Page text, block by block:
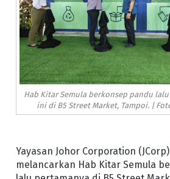
Hab Kitar Semula berkonsep pandu
ini di B5 Street Market, Tampoi. |
Yayasan Johor Corporation
melancarkan Hab Kitar Semula